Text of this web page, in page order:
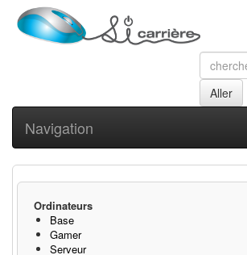
Navigation
Ordinateurs
Base
Gamer
Serveur